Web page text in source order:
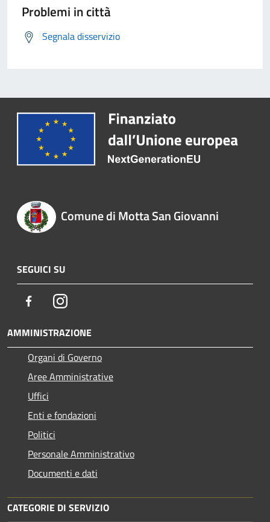
Problemi in città
Segnala disservizio
Comune di Motta San Giovanni
SEGUICI SU
FacebookInstagram
AMMINISTRAZIONE
Organi di Governo
Aree Amministrative
Uffici
Enti e fondazioni
Politici
Personale Amministrativo
Documenti e dati
CATEGORIE DI SERVIZIO